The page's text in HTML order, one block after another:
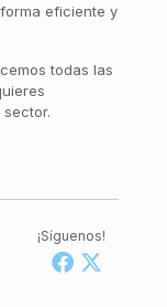
eficiente y
todas las
¡Síguenos!